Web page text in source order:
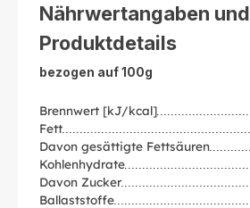
Nährwertangaben und
Produktdetails
bezogen auf 100g
Brennwert [kJ/kcal]
Fett
Davon gesättigte Fettsäuren
Kohlenhydrate
Davon Zucker
Ballaststoffe